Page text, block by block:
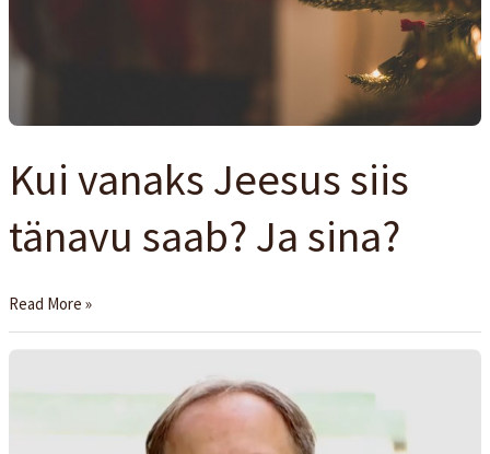
Kui vanaks Jeesus siis
tänavu saab? Ja sina?
Read More »